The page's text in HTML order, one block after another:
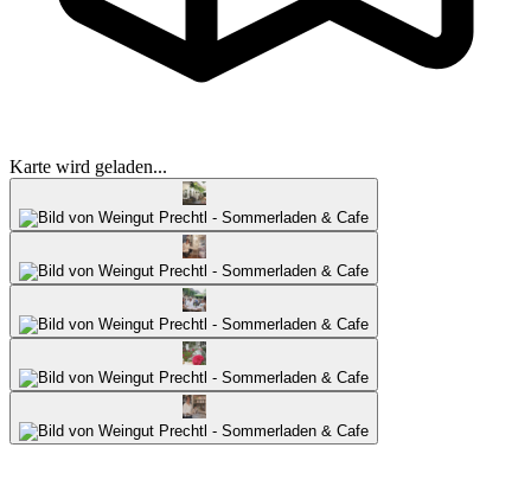
Karte wird geladen...